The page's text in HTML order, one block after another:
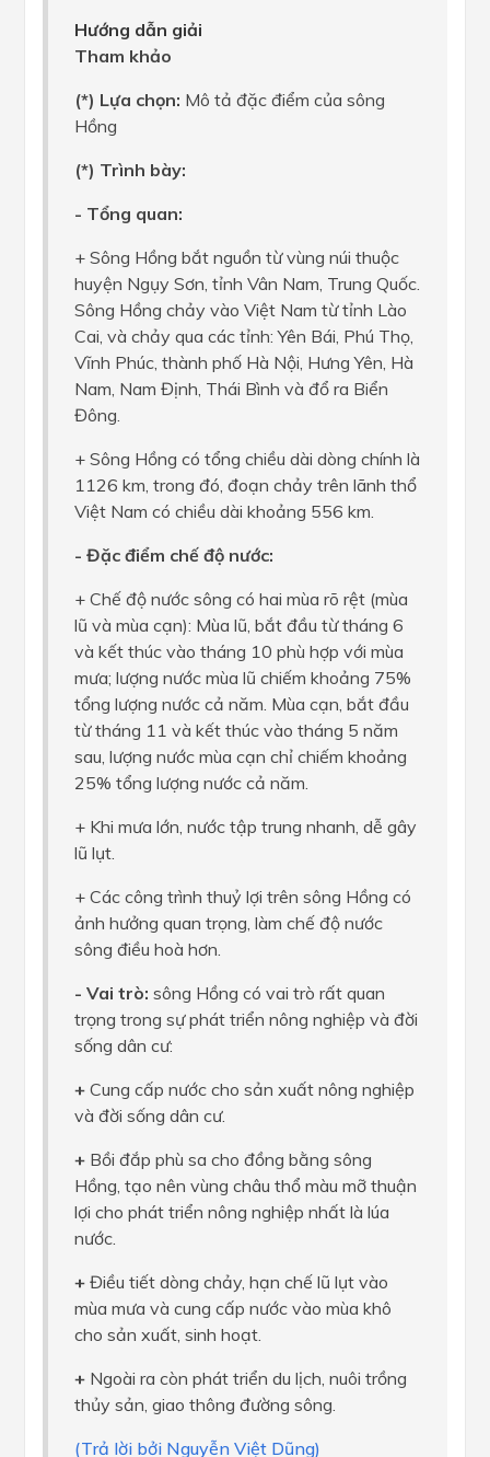
Hướng dẫn giải
Tham khảo
(*) Lựa chọn: Mô tả đặc điểm của sông
Hồng
(*) Trình bày:
- Tổng quan:
+ Sông Hồng bắt nguồn từ vùng núi thuộc
huyện Ngụy Sơn, tỉnh Vân Nam, Trung Quốc.
Sông Hồng chảy vào Việt Nam từ tỉnh Lào
Cai, và chảy qua các tỉnh: Yên Bái, Phú Thọ,
Vĩnh Phúc, thành phố Hà Nội, Hưng Yên, Hà
Nam, Nam Định, Thái Bình và đổ ra Biển
Đông.
+ Sông Hồng có tổng chiều dài dòng chính là
1126 km, trong đó, đoạn chảy trên lãnh thổ
Việt Nam có chiều dài khoảng 556 km.
- Đặc điểm chế độ nước:
+ Chế độ nước sông có hai mùa rõ rệt (mùa
lũ và mùa cạn): Mùa lũ, bắt đầu từ tháng 6
và kết thúc vào tháng 10 phù hợp với mùa
mưa; lượng nước mùa lũ chiếm khoảng 75%
tổng lượng nước cả năm. Mùa cạn, bắt đầu
từ tháng 11 và kết thúc vào tháng 5 năm
sau, lượng nước mùa cạn chỉ chiếm khoảng
25% tổng lượng nước cả năm.
+ Khi mưa lớn, nước tập trung nhanh, dễ gây
lũ lụt.
+ Các công trình thuỷ lợi trên sông Hồng có
ảnh hưởng quan trọng, làm chế độ nước
sông điều hoà hơn.
- Vai trò: sông Hồng có vai trò rất quan
trọng trong sự phát triển nông nghiệp và đời
sống dân cư:
+ Cung cấp nước cho sản xuất nông nghiệp
và đời sống dân cư.
+ Bồi đắp phù sa cho đồng bằng sông
Hồng, tạo nên vùng châu thổ màu mỡ thuận
lợi cho phát triển nông nghiệp nhất là lúa
nước.
+ Điều tiết dòng chảy, hạn chế lũ lụt vào
mùa mưa và cung cấp nước vào mùa khô
cho sản xuất, sinh hoạt.
+ Ngoài ra còn phát triển du lịch, nuôi trồng
thủy sản, giao thông đường sông.
(Trả lời bởi Nguyễn Việt Dũng)